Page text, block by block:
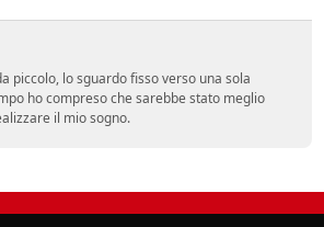
piccolo, lo sguardo fisso verso una sola
ho compreso che sarebbe stato meglio
il mio sogno.